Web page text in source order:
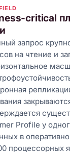
critical
запрос
на чтение и
Profile у
в
процессорных